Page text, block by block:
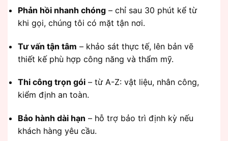
Phản hồi nhanh chóng – chỉ sau 30 phút kể từ
khi gọi, chúng tôi có mặt tận nơi.
Tư vấn tận tâm – khảo sát thực tế, lên bản vẽ
thiết kế phù hợp công năng và thẩm mỹ.
Thi công trọn gói – từ A-Z: vật liệu, nhân công,
kiểm định an toàn.
Bảo hành dài hạn – hỗ trợ bảo trì định kỳ nếu
khách hàng yêu cầu.